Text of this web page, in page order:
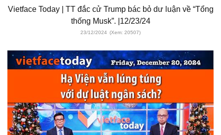
Vietface Today | TT đắc cử Trump bác bỏ dư luận về “Tổng
thống Musk”. |12/23/24
23/12/2024 (Xem: 20507)